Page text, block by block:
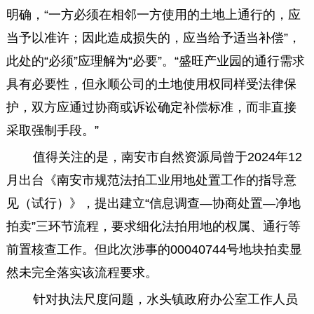
明确，“一方必须在相邻一方使用的土地上通行的，应
当予以准许；因此造成损失的，应当给予适当补偿”，
此处的“必须”应理解为“必要”。“盛旺产业园的通行需求
具有必要性，但永顺公司的土地使用权同样受法律保
护，双方应通过协商或诉讼确定补偿标准，而非直接
采取强制手段。”
值得关注的是，南安市自然资源局曾于2024年12
月出台《南安市规范法拍工业用地处置工作的指导意
见（试行）》，提出建立“信息调查—协商处置—净地
拍卖”三环节流程，要求细化法拍用地的权属、通行等
前置核查工作。但此次涉事的00040744号地块拍卖显
然未完全落实该流程要求。
针对执法尺度问题，水头镇政府办公室工作人员